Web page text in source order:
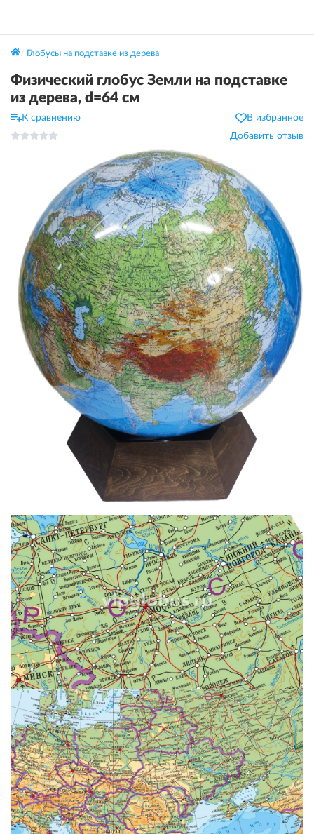
Глобусы на подставке из дерева
Физический глобус Земли на подставке
из дерева, d=64 см
К сравнению
В избранное
Добавить отзыв